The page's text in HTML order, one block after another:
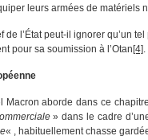
leurs armées de matériels
de l’État peut-il ignorer qu’un
pour sa soumission à l’Otan [4].
Macron aborde dans ce
» dans le cadre
« , habituellement chasse